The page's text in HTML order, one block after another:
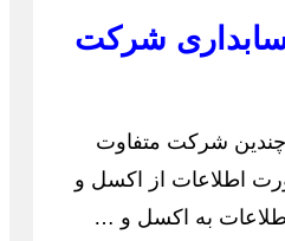
شرکت
چندین شرکت متفاوت
اطلاعات از اکسل و
به اکسل و …